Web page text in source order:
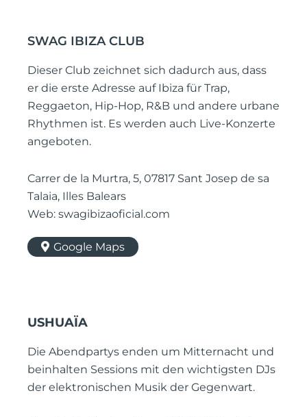
SWAG IBIZA CLUB
Dieser Club zeichnet sich dadurch aus, dass
er die erste Adresse auf Ibiza für Trap,
Reggaeton, Hip-Hop, R&B und andere urbane
Rhythmen ist. Es werden auch Live-Konzerte
angeboten.
Carrer de la Murtra, 5, 07817 Sant Josep de sa
Talaia, Illes Balears
Web: swagibizaoficial.com
Google Maps
USHUAÏA
Die Abendpartys enden um Mitternacht und
beinhalten Sessions mit den wichtigsten DJs
der elektronischen Musik der Gegenwart.